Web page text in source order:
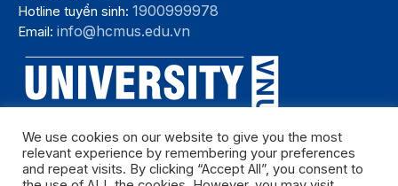
Hotline tuyển sinh:1900999978
Email:info@hcmus.edu.vn
We use cookies on our website to give you the most
relevant experience by remembering your preferences
and repeat visits. By clicking “Accept All”, you consent to